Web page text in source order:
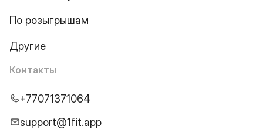
По розыгрышам
Другие
Контакты
+77071371064
support@1fit.app